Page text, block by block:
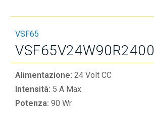
VSF65
VSF65V24W90R2400
Alimentazione: 24 Volt CC
Intensità: 5 A Max
Potenza: 90 Wr